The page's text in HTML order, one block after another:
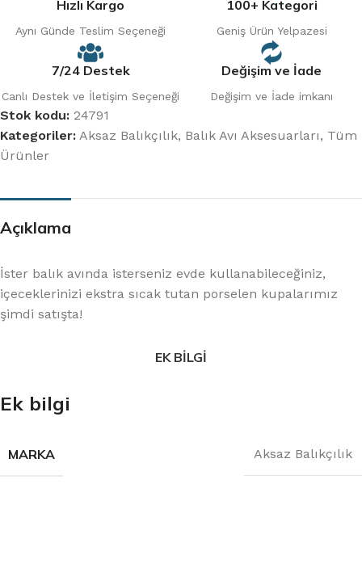
Hızlı Kargo
Aynı Günde Teslim Seçeneği
100+ Kategori
Geniş Ürün Yelpazesi
7/24 Destek
Canlı Destek ve İletişim Seçeneği
Değişim ve İade
Değişim ve İade imkanı
Stok kodu: 24791
Kategoriler: Aksaz Balıkçılık, Balık Avı Aksesuarları, Tüm
Ürünler
Açıklama
İster balık avında isterseniz evde kullanabileceğiniz,
içeceklerinizi ekstra sıcak tutan porselen kupalarımız
şimdi satışta!
EK BILGI
Ek bilgi
MARKA Aksaz Balıkçılık